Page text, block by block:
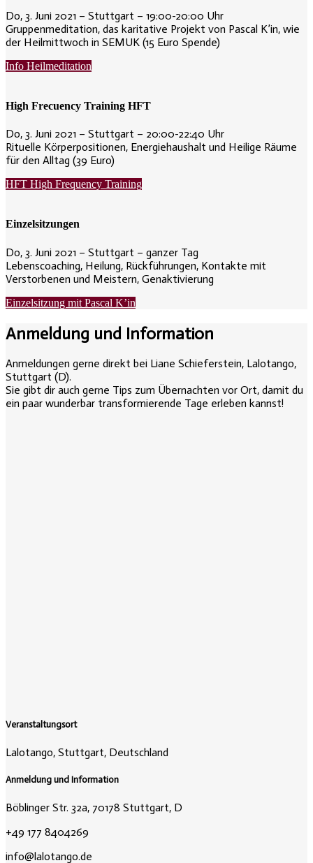
Do, 3. Juni 2021 – Stuttgart – 19:00-20:00 Uhr
Gruppenmeditation, das karitative Projekt von Pascal K’in, wie
der Heilmittwoch in SEMUK (15 Euro Spende)
Info Heilmeditation
High Frecuency Training HFT
Do, 3. Juni 2021 – Stuttgart – 20:00-22:40 Uhr
Rituelle Körperpositionen, Energiehaushalt und Heilige Räume
für den Alltag (39 Euro)
HFT High Frequency Training
Einzelsitzungen
Do, 3. Juni 2021 – Stuttgart – ganzer Tag
Lebenscoaching, Heilung, Rückführungen, Kontakte mit
Verstorbenen und Meistern, Genaktivierung
Einzelsitzung mit Pascal K’in
Anmeldung und Information
Anmeldungen gerne direkt bei Liane Schieferstein, Lalotango,
Stuttgart (D).
Sie gibt dir auch gerne Tips zum Übernachten vor Ort, damit du
ein paar wunderbar transformierende Tage erleben kannst!
Veranstaltungsort
Lalotango, Stuttgart, Deutschland
Anmeldung und Information
Böblinger Str. 32a, 70178 Stuttgart, D
+49 177 8404269
info@lalotango.de